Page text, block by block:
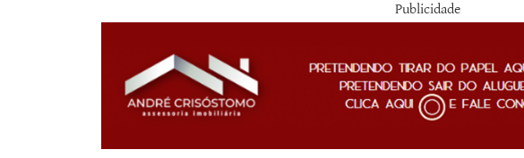
Publicidade